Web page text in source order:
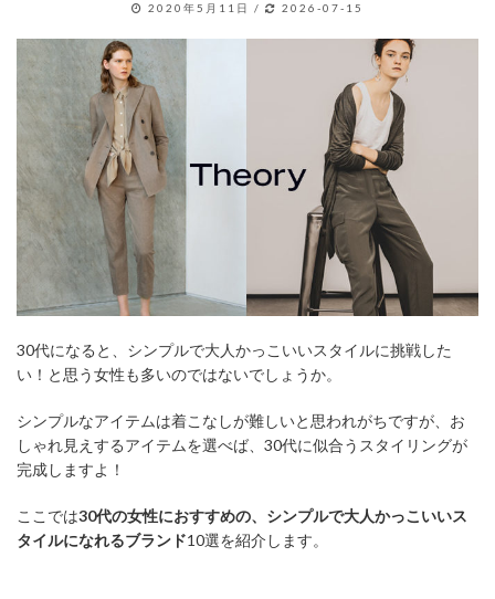
2020年5月11日 / 2026-07-15
30代になると、シンプルで大人かっこいいスタイルに挑戦した
い！と思う女性も多いのではないでしょうか。
シンプルなアイテムは着こなしが難しいと思われがちですが、お
しゃれ見えするアイテムを選べば、30代に似合うスタイリングが
完成しますよ！
ここでは30代の女性におすすめの、シンプルで大人かっこいいス
タイルになれるブランド10選を紹介します。